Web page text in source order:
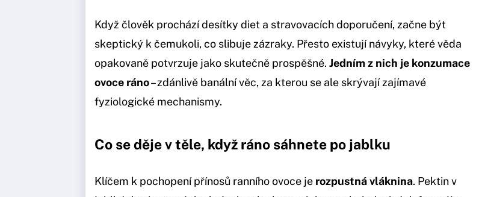
Když člověk prochází desítky diet a stravovacích doporučení, začne být
skeptický k čemukoli, co slibuje zázraky. Přesto existují návyky, které věda
opakovaně potvrzuje jako skutečně prospěšné. Jedním z nich je konzumace
ovoce ráno– zdánlivě banální věc, za kterou se ale skrývají zajímavé
fyziologické mechanismy.
Co se děje v těle, když ráno sáhnete po jablku
Klíčem k pochopení přínosů ranního ovoce je rozpustná vláknina. Pektin v